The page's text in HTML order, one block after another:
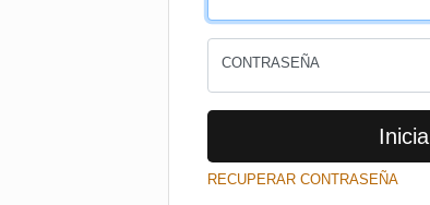
CONTRASEÑA
RECUPERAR CONTRASEÑA